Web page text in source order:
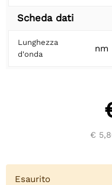
Scheda dati
Lunghezza
d'onda
nm
€
Esaurito